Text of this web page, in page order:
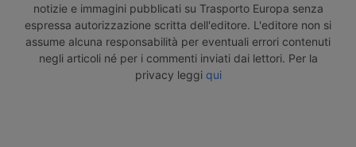
notizie e immagini pubblicati su Trasporto Europa senza
espressa autorizzazione scritta dell'editore. L'editore non si
assume alcuna responsabilità per eventuali errori contenuti
negli articoli né per i commenti inviati dai lettori. Per la
privacy leggi qui